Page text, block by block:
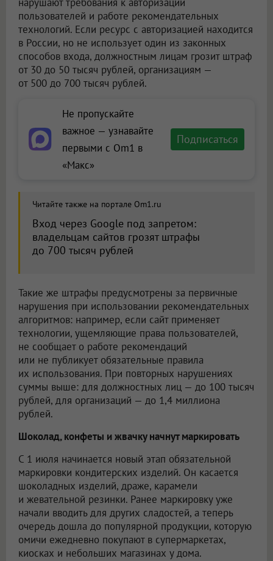
пользователей и работе рекомендательных
технологий. Если ресурс с авторизацией находится
в России, но не использует один из законных
способов входа, должностным лицам грозит штраф
от 30 до 50 тысяч рублей, организациям —
от 500 до 700 тысяч рублей.
Не пропускайте
важное — узнавайте
первыми с Om1 в
«Макс»
Подписаться
Читайте также на портале Om1.ru
Вход через Google под запретом:
владельцам сайтов грозят штрафы
до 700 тысяч рублей
Такие же штрафы предусмотрены за первичные
нарушения при использовании рекомендательных
алгоритмов: например, если сайт применяет
технологии, ущемляющие права пользователей,
не сообщает о работе рекомендаций
или не публикует обязательные правила
их использования. При повторных нарушениях
суммы выше: для должностных лиц — до 100 тысяч
рублей, для организаций — до 1,4 миллиона
рублей.
Шоколад, конфеты и жвачку начнут маркировать
С 1 июля начинается новый этап обязательной
маркировки кондитерских изделий. Он касается
шоколадных изделий, драже, карамели
и жевательной резинки. Ранее маркировку уже
начали вводить для других сладостей, а теперь
очередь дошла до популярной продукции, которую
омичи ежедневно покупают в супермаркетах,
киосках и небольших магазинах у дома.